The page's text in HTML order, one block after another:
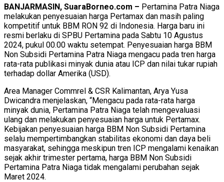
BANJARMASIN, SuaraBorneo.com – Pertamina Patra Niaga
melakukan penyesuaian harga Pertamax dan masih paling
kompetitif untuk BBM RON 92 di Indonesia. Harga baru ini
resmi berlaku di SPBU Pertamina pada Sabtu 10 Agustus
2024, pukul 00.00 waktu setempat. Penyesuaian harga BBM
Non Subsidi Pertamina Patra Niaga mengacu pada tren harga
rata-rata publikasi minyak dunia atau ICP dan nilai tukar rupiah
terhadap dollar Amerika (USD).
Area Manager Commrel & CSR Kalimantan, Arya Yusa
Dwicandra menjelaskan, “Mengacu pada rata-rata harga
minyak dunia, Pertamina Patra Niaga telah mengevaluasi
ulang dan melakukan penyesuaian harga untuk Pertamax.
Kebijakan penyesuaian harga BBM Non Subsidi Pertamina
selalu mempertimbangkan stabilitas ekonomi dan daya beli
masyarakat, sehingga meskipun tren ICP mengalami kenaikan
sejak akhir trimester pertama, harga BBM Non Subsidi
Pertamina Patra Niaga tidak mengalami perubahan sejak
Maret 2024.